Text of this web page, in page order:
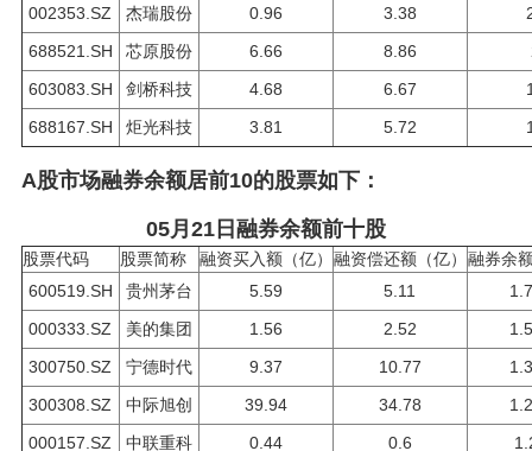
002353.SZ
杰瑞股份 0.96 3.38
688521.SH
芯原股份 6.66 8.86
603083.SH
剑桥科技 4.68 6.67
688167.SH
炬光科技 3.81 5.72
A股市场融券余额居前10的股票如下：
05月21日融券余额前十股
股票代码 股票简称 融资买入额（亿） 融资偿还额（亿） 融券余
600519.SH
贵州茅台 5.59 5.11
000333.SZ
美的集团 1.56 2.52
300750.SZ
宁德时代 9.37 10.77
300308.SZ
中际旭创 39.94 34.78
000157.SZ
中联重科 0.44 0.6